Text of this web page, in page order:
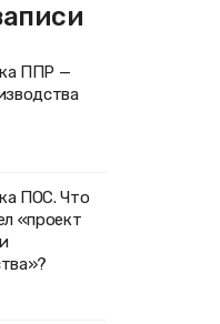
ППР —
ПОС. Что
«проект